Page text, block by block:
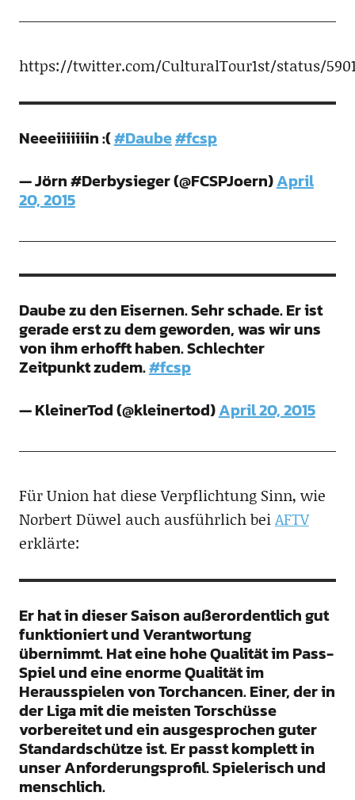
https://twitter.com/CulturalTour1st/status/
Neeeiiiiiiin :(#Daube#fcsp
— Jörn #Derbysieger (@FCSPJoern)April
20, 2015
Daube zu den Eisernen. Sehr schade. Er ist
gerade erst zu dem geworden, was wir uns
von ihm erhofft haben. Schlechter
Zeitpunkt zudem.#fcsp
— KleinerTod (@kleinertod)April 20, 2015
Für Union hat diese Verpflichtung Sinn, wie
Norbert Düwel auch ausführlich beiAFTV
erklärte:
Er hat in dieser Saison außerordentlich gut
funktioniert und Verantwortung
übernimmt. Hat eine hohe Qualität im Pass-
Spiel und eine enorme Qualität im
Herausspielen von Torchancen. Einer, der in
der Liga mit die meisten Torschüsse
vorbereitet und ein ausgesprochen guter
Standardschütze ist. Er passt komplett in
unser Anforderungsprofil. Spielerisch und
menschlich.